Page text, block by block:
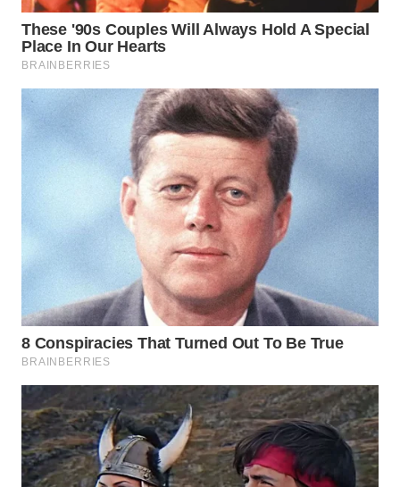
WN
BORNEO
Wahana
Media
Group
WAHANA
ADVOKAT
INFRASTRUKTUR
WAHANA
KONSUMEN